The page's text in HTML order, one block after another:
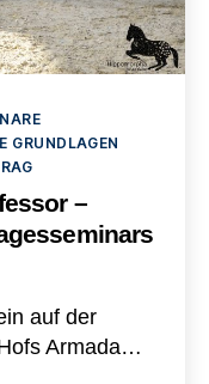
GRUNDLAGEN
–
auf der
Armada…